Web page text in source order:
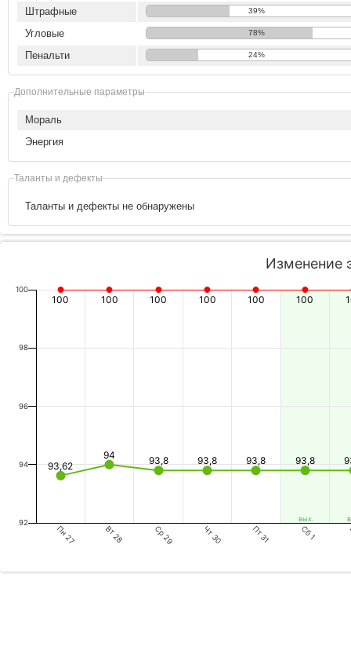
Штрафные 39%
Угловые 78%
Пенальти 24%
Дополнительные параметры
Мораль
Энергия
Таланты и дефекты
Таланты и дефекты не обнаружены
вых.
Изменение
93,62
94 93,8 93,8 93,8 93,8
100 100 100 100 100 100
Пн 27 Вт 28 Ср 29 Чт 30 Пт 31 Сб 1
92
94
96
98
100